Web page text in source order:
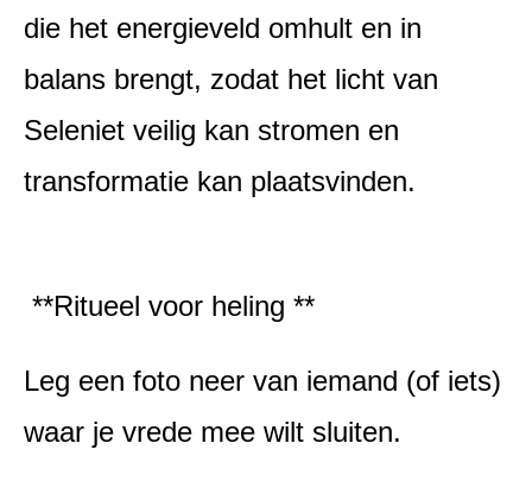
die het energieveld omhult en in
balans brengt, zodat het licht van
Seleniet veilig kan stromen en
transformatie kan plaatsvinden.
**Ritueel voor heling **
Leg een foto neer van iemand (of iets)
waar je vrede mee wilt sluiten.